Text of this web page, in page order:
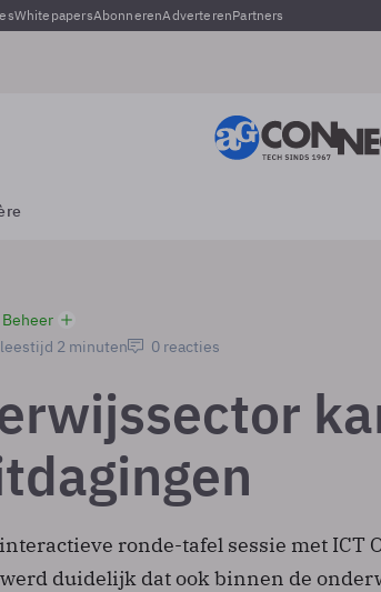
WhitepapersAbonnerenAdverterenPartners
Beheer
leestijd 2 minuten 0 reacties
ronde-tafel sessie met ICT
duidelijk dat ook binnen de